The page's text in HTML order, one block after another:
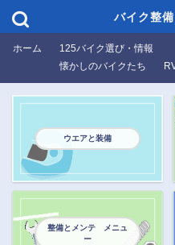
バイク整
ホーム
125バイク選び・情報
懐かしのバイクたち
ウエアと装備
整備とメンテ メニュ
ー